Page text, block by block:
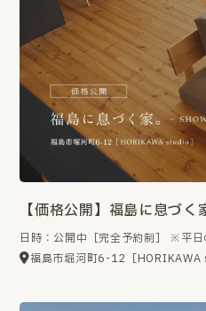
【価格公開】福島に息づく
日時：公開中［完全予約制］ ※平日
福島市堀河町6-12［HORIKAWA